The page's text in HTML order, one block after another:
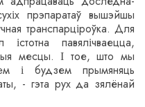
прэпаратаў вышэйшы
транспарціроўка. Для
павялічваецца,
месцы. І тое, што мы
і будзем прымяняць
- гэта рух да зялёнай